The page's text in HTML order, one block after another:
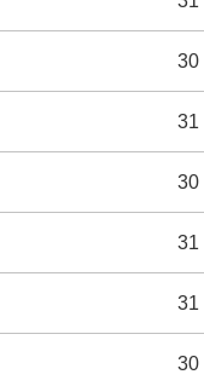
30
31
30
31
31
30